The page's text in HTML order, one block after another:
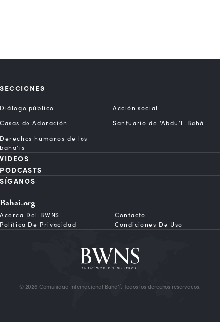
SECCIONES
Diálogo público
Acción social
Casas de Adoración
Santuario de ‘Abdu’l-Bahá
Derechos humanos de los
bahá’ís
VIDEOS
PODCASTS
SÍGANOS
Bahai.org
Acerca Del BWNS
Contacto
Política De Privacidad
Condiciones De Uso
© 2026 Comunidad Internacional Bahá’í. Todos los derechos reservados.